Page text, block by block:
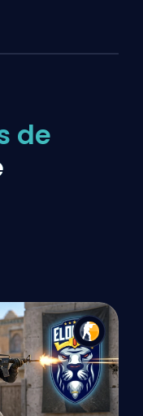
de